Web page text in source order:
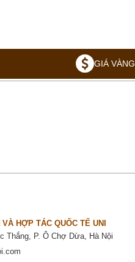
GIÁ VÀNG
HỢP TÁC QUỐC TẾ UNI
Thắng, P. Ô Chợ Dừa, Hà Nội